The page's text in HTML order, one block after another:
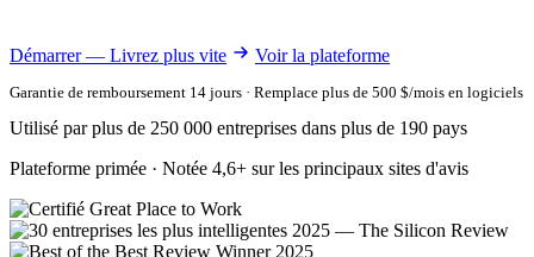
Démarrer — Livrez plus vite Voir la plateforme
Garantie de remboursement 14 jours · Remplace plus de 500 $/mois en logiciels
Utilisé par plus de 250 000 entreprises dans plus de 190 pays
Plateforme primée · Notée 4,6+ sur les principaux sites d'avis